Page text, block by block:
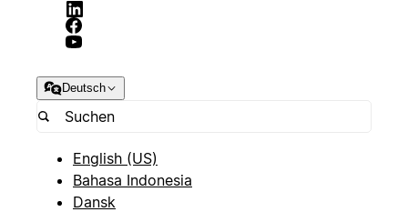
Deutsch
English (US)
Bahasa Indonesia
Dansk